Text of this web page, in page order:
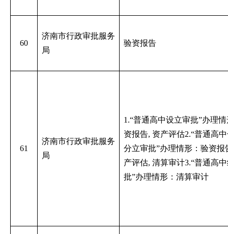
60
济南市行政审批服务
局
验资报告
61
济南市行政审批服务
局
1.“普通高中设立审批”办理
资报告, 资产评估2.“普通高
分立审批”办理情形：验资报
产评估, 清算审计3.“普通高
批”办理情形：清算审计